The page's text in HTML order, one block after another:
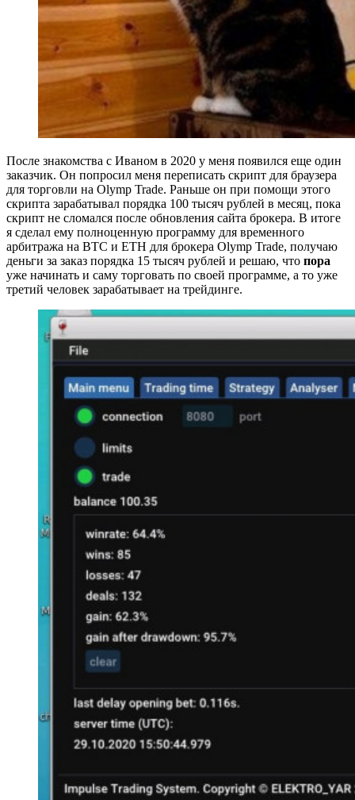
После знакомства с Иваном в 2020 у меня появился еще один
заказчик. Он попросил меня переписать скрипт для браузера
для торговли на Olymp Trade. Раньше он при помощи этого
скрипта зарабатывал порядка 100 тысяч рублей в месяц, пока
скрипт не сломался после обновления сайта брокера. В итоге
я сделал ему полноценную программу для временного
арбитража на BTC и ETH для брокера Olymp Trade, получаю
деньги за заказ порядка 15 тысяч рублей и решаю, что пора
уже начинать и саму торговать по своей программе, а то уже
третий человек зарабатывает на трейдинге.